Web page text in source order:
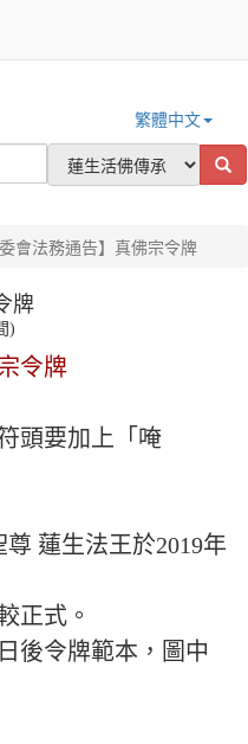
繁體中文
委會法務通告】真佛宗令牌
牌
)
令牌
頭要加上「唵
蓮生法王於2019年
正式。
後令牌範本，圖中